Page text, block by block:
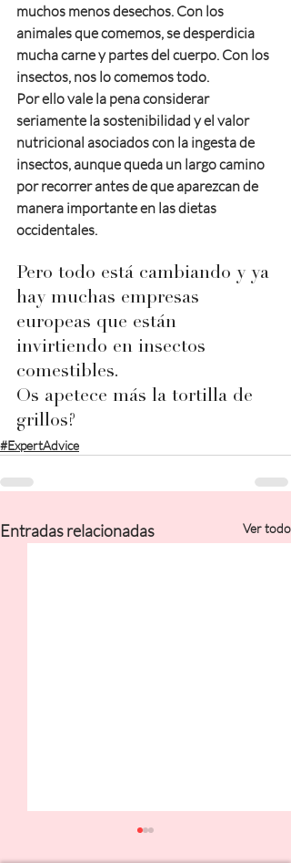
muchos menos desechos. Con los
animales que comemos, se desperdicia
mucha carne y partes del cuerpo. Con los
insectos, nos lo comemos todo.
Por ello vale la pena considerar
seriamente la sostenibilidad y el valor
nutricional asociados con la ingesta de
insectos, aunque queda un largo camino
por recorrer antes de que aparezcan de
manera importante en las dietas
occidentales.
Pero todo está cambiando y ya
hay muchas empresas
europeas que están
invirtiendo en insectos
comestibles.
Os apetece más la tortilla de
grillos?
#ExpertAdvice
Entradas relacionadas Ver todo